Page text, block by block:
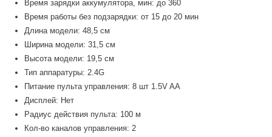
Время зарядки аккумулятора, мин: до 360
Время работы без подзарядки: от 15 до 20 мин
Длина модели: 48,5 см
Ширина модели: 31,5 см
Высота модели: 19,5 см
Тип аппаратуры: 2.4G
Питание пульта управления: 8 шт 1.5V AA
Дисплей: Нет
Радиус действия пульта: 100 м
Кол-во каналов управления: 2